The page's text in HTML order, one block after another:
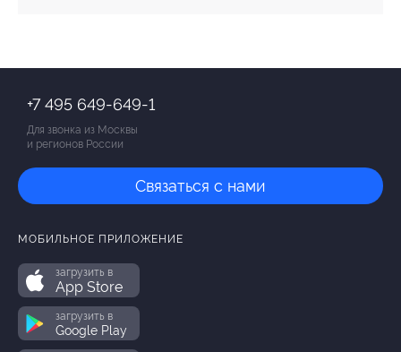
+7 495 649-649-1
Для звонка из Москвы
и регионов России
Связаться с нами
МОБИЛЬНОЕ ПРИЛОЖЕНИЕ
загрузить в
App Store
загрузить в
Google Play